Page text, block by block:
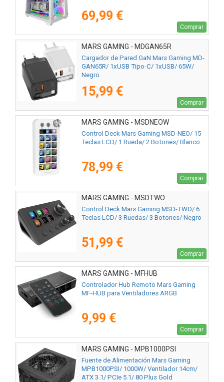
69,99 €
Comprar
MARS GAMING - MDGAN65R
Cargador de Pared GaN Mars Gaming MD-
GAN65R/ 1xUSB Tipo-C/ 1xUSB/ 65W/
Negro
15,99 €
Comprar
MARS GAMING - MSDNEOW
Control Deck Mars Gaming MSD-NEO/ 15
Teclas LCD/ 1 Rueda/ 2 Botones/ Blanco
78,99 €
Comprar
MARS GAMING - MSDTWO
Control Deck Mars Gaming MSD-TWO/ 6
Teclas LCD/ 3 Ruedas/ 3 Botones/ Negro
51,99 €
Comprar
MARS GAMING - MFHUB
Controlador Hub Remoto Mars Gaming
MF-HUB para Ventiladores ARGB
9,99 €
Comprar
MARS GAMING - MPB1000PSI
Fuente de Alimentación Mars Gaming
MPB1000PSI/ 1000W/ Ventilador 14cm/
ATX 3.1/ PCIe 5.1/ 80 Plus Gold